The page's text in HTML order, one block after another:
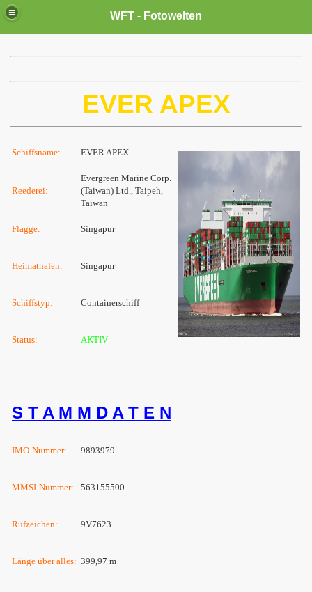
WFT - Fotowelten
EVER APEX
Schiffsname: EVER APEX
Reederei:
Evergreen Marine Corp.
(Taiwan) Ltd., Taipeh,
Taiwan
Flagge: Singapur
Heimathafen: Singapur
Schiffstyp: Containerschiff
Status: AKTIV
S T A M M D A T E N
IMO-Nummer: 9893979
MMSI-Nummer: 563155500
Rufzeichen: 9V7623
Länge über alles: 399,97 m